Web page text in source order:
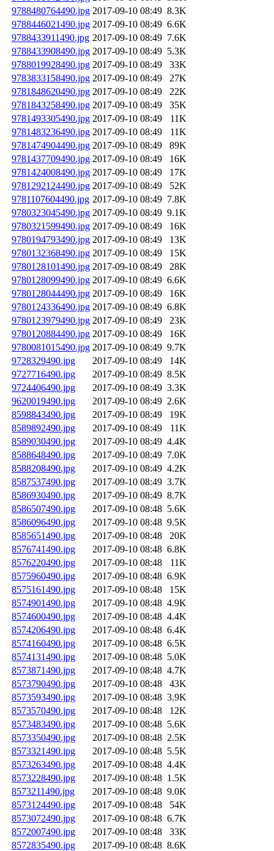
9788480764490.jpg 2017-09-10 08:49 8.3K
9788446021490.jpg 2017-09-10 08:49 6.6K
9788433911490.jpg 2017-09-10 08:49 7.6K
9788433908490.jpg 2017-09-10 08:49 5.3K
9788019928490.jpg 2017-09-10 08:49
33K
9783833158490.jpg 2017-09-10 08:49
27K
9781848620490.jpg 2017-09-10 08:49
22K
9781843258490.jpg 2017-09-10 08:49
35K
9781493305490.jpg 2017-09-10 08:49
11K
9781483236490.jpg 2017-09-10 08:49
11K
9781474904490.jpg 2017-09-10 08:49
89K
9781437709490.jpg 2017-09-10 08:49
16K
9781424008490.jpg 2017-09-10 08:49
17K
9781292124490.jpg 2017-09-10 08:49
52K
9781107604490.jpg 2017-09-10 08:49 7.8K
9780323045490.jpg 2017-09-10 08:49 9.1K
9780321599490.jpg 2017-09-10 08:49
16K
9780194793490.jpg 2017-09-10 08:49
13K
9780132368490.jpg 2017-09-10 08:49
15K
9780128101490.jpg 2017-09-10 08:49
28K
9780128099490.jpg 2017-09-10 08:49 6.6K
9780128044490.jpg 2017-09-10 08:49
16K
9780124336490.jpg 2017-09-10 08:49 6.8K
9780123979490.jpg 2017-09-10 08:49
23K
9780120884490.jpg 2017-09-10 08:49
16K
9780081015490.jpg 2017-09-10 08:49 9.7K
9728329490.jpg
2017-09-10 08:49
14K
9727716490.jpg
2017-09-10 08:49 8.5K
9724406490.jpg
2017-09-10 08:49 3.3K
9620019490.jpg
2017-09-10 08:49 2.6K
8598843490.jpg
2017-09-10 08:49
19K
8589892490.jpg
2017-09-10 08:49
11K
8589030490.jpg
2017-09-10 08:49 4.4K
8588648490.jpg
2017-09-10 08:49 7.0K
8588208490.jpg
2017-09-10 08:49 4.2K
8587537490.jpg
2017-09-10 08:49 3.7K
8586930490.jpg
2017-09-10 08:49 8.7K
8586507490.jpg
2017-09-10 08:48 5.6K
8586096490.jpg
2017-09-10 08:48 9.5K
8585651490.jpg
2017-09-10 08:48
20K
8576741490.jpg
2017-09-10 08:48 6.8K
8576220490.jpg
2017-09-10 08:48
11K
8575960490.jpg
2017-09-10 08:48 6.9K
8575161490.jpg
2017-09-10 08:48
15K
8574901490.jpg
2017-09-10 08:48 4.9K
8574600490.jpg
2017-09-10 08:48 4.4K
8574206490.jpg
2017-09-10 08:48 6.4K
8574160490.jpg
2017-09-10 08:48 6.5K
8574131490.jpg
2017-09-10 08:48 5.0K
8573871490.jpg
2017-09-10 08:48 4.7K
8573790490.jpg
2017-09-10 08:48
43K
8573593490.jpg
2017-09-10 08:48 3.9K
8573570490.jpg
2017-09-10 08:48
12K
8573483490.jpg
2017-09-10 08:48 5.6K
8573350490.jpg
2017-09-10 08:48 2.5K
8573321490.jpg
2017-09-10 08:48 5.5K
8573263490.jpg
2017-09-10 08:48 4.4K
8573228490.jpg
2017-09-10 08:48 1.5K
8573211490.jpg
2017-09-10 08:48 9.0K
8573124490.jpg
2017-09-10 08:48
54K
8573072490.jpg
2017-09-10 08:48 6.7K
8572007490.jpg
2017-09-10 08:48
33K
8572835490.jpg
2017-09-10 08:48 8.6K